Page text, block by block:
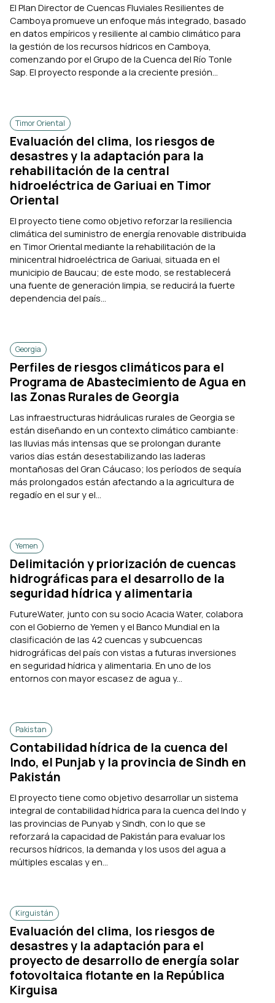
El Plan Director de Cuencas Fluviales Resilientes de
Camboya promueve un enfoque más integrado, basado
en datos empíricos y resiliente al cambio climático para
la gestión de los recursos hídricos en Camboya,
comenzando por el Grupo de la Cuenca del Río Tonle
Sap. El proyecto responde a la creciente presión...
Timor Oriental
Evaluación del clima, los riesgos de
desastres y la adaptación para la
rehabilitación de la central
hidroeléctrica de Gariuai en Timor
Oriental
El proyecto tiene como objetivo reforzar la resiliencia
climática del suministro de energía renovable distribuida
en Timor Oriental mediante la rehabilitación de la
minicentral hidroeléctrica de Gariuai, situada en el
municipio de Baucau; de este modo, se restablecerá
una fuente de generación limpia, se reducirá la fuerte
dependencia del país...
Georgia
Perfiles de riesgos climáticos para el
Programa de Abastecimiento de Agua en
las Zonas Rurales de Georgia
Las infraestructuras hidráulicas rurales de Georgia se
están diseñando en un contexto climático cambiante:
las lluvias más intensas que se prolongan durante
varios días están desestabilizando las laderas
montañosas del Gran Cáucaso; los períodos de sequía
más prolongados están afectando a la agricultura de
regadío en el sur y el...
Yemen
Delimitación y priorización de cuencas
hidrográficas para el desarrollo de la
seguridad hídrica y alimentaria
FutureWater, junto con su socio Acacia Water, colabora
con el Gobierno de Yemen y el Banco Mundial en la
clasificación de las 42 cuencas y subcuencas
hidrográficas del país con vistas a futuras inversiones
en seguridad hídrica y alimentaria. En uno de los
entornos con mayor escasez de agua y...
Pakistan
Contabilidad hídrica de la cuenca del
Indo, el Punjab y la provincia de Sindh en
Pakistán
El proyecto tiene como objetivo desarrollar un sistema
integral de contabilidad hídrica para la cuenca del Indo y
las provincias de Punyab y Sindh, con lo que se
reforzará la capacidad de Pakistán para evaluar los
recursos hídricos, la demanda y los usos del agua a
múltiples escalas y en...
Kirguistán
Evaluación del clima, los riesgos de
desastres y la adaptación para el
proyecto de desarrollo de energía solar
fotovoltaica flotante en la República
Kirguisa